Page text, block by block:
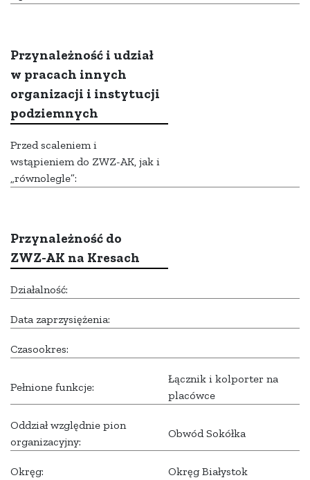
Przynależność i udział
w pracach innych
organizacji i instytucji
podziemnych
Przed scaleniem i
wstąpieniem do ZWZ-AK, jak i
„równolegle”:
Przynależność do
ZWZ-AK na Kresach
Działalność:
Data zaprzysiężenia:
Czasookres:
Pełnione funkcje:
Łącznik i kolporter na
placówce
Oddział względnie pion
organizacyjny:
Obwód Sokółka
Okręg: Okręg Białystok